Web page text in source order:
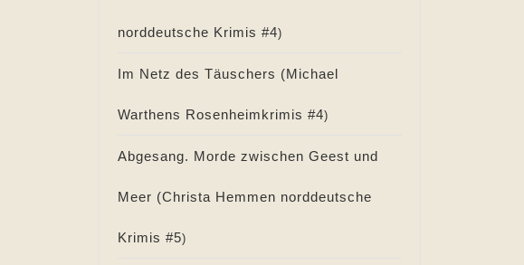
norddeutsche Krimis #4)
Im Netz des Täuschers (Michael
Warthens Rosenheimkrimis #4)
Abgesang. Morde zwischen Geest und
Meer (Christa Hemmen norddeutsche
Krimis #5)